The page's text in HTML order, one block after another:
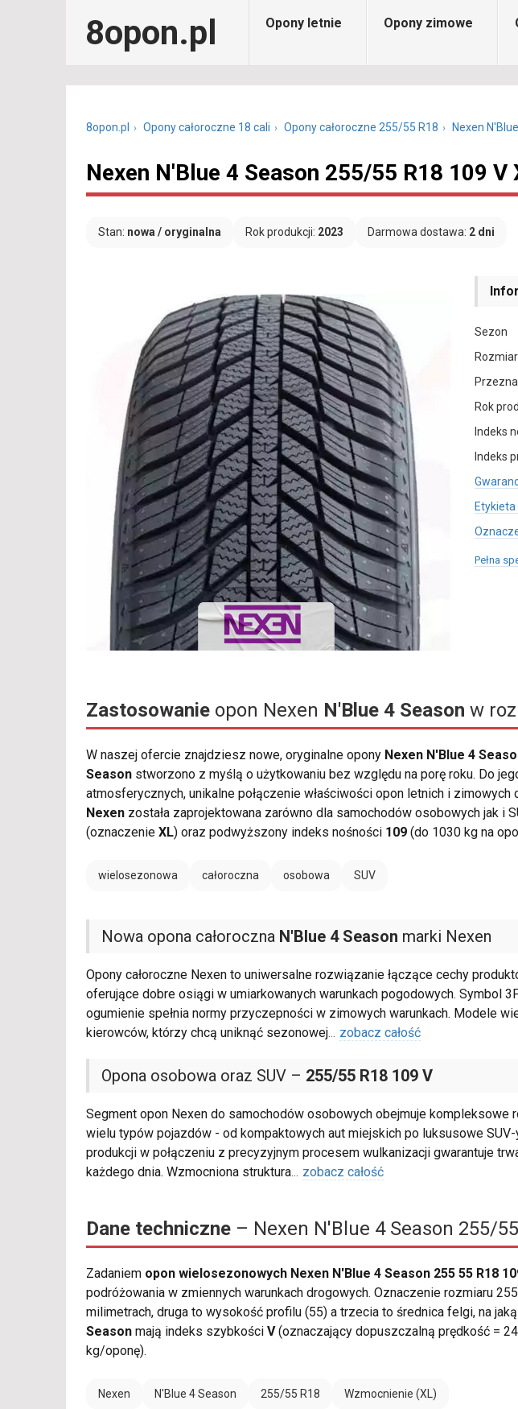
8opon.pl Opony letnie Opony zimowe
8opon.pl Opony całoroczne 18 cali Opony całoroczne 255/55 R18 Nexen
Nexen N'Blue 4 Season 255/55 R18 109 V
Stan: nowa / oryginalna Rok produkcji: 2023 Darmowa dostawa: 2 dni
Sezon
Rozmiar
Rok
Indeks
Indeks
Etykieta
Pełna
Zastosowanie opon Nexen N'Blue 4 Season w
W naszej ofercie znajdziesz nowe, oryginalne opony Nexen N'Blue 4
Season stworzono z myślą o użytkowaniu bez względu na porę roku. Do
atmosferycznych, unikalne połączenie właściwości opon letnich i
Nexen została zaprojektowana zarówno dla samochodów osobowych jak i
(oznaczenie XL) oraz podwyższony indeks nośności 109 (do 1030 kg na
wielosezonowa całoroczna osobowa SUV
Nowa opona całoroczna N'Blue 4 Season marki Nexen
Opony całoroczne Nexen to uniwersalne rozwiązanie łączące cechy
oferujące dobre osiągi w umiarkowanych warunkach pogodowych. Symbol
ogumienie spełnia normy przyczepności w zimowych warunkach. Modele
kierowców, którzy chcą uniknąć sezonowej... zobacz całość
Opona osobowa oraz SUV – 255/55 R18 109 V
Segment opon Nexen do samochodów osobowych obejmuje kompleksowe
wielu typów pojazdów - od kompaktowych aut miejskich po luksusowe
produkcji w połączeniu z precyzyjnym procesem wulkanizacji gwarantuje
każdego dnia. Wzmocniona struktura... zobacz całość
Dane techniczne – Nexen N'Blue 4 Season 255/
Zadaniem opon wielosezonowych Nexen N'Blue 4 Season 255 55 R18
podróżowania w zmiennych warunkach drogowych. Oznaczenie rozmiaru
milimetrach, druga to wysokość profilu (55) a trzecia to średnica felgi, na
Season mają indeks szybkości V(oznaczający dopuszczalną prędkość =
kg/oponę).
Nexen N'Blue 4 Season 255/55 R18 Wzmocnienie (XL)